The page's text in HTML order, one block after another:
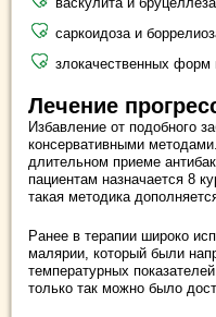
саркоидоза и
злокачественных форм
Лечение
Избавление от подобного
консервативными
длительном приеме
пациентам назначается 8
такая методика
Ранее в терапии широко
малярии, который были
температурных
только так можно было